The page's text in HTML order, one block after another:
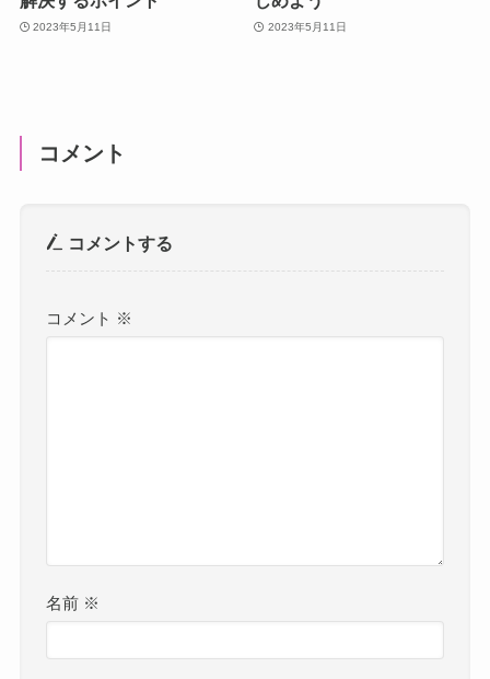
2023年5月11日 2023年5月11日
コメント
コメントする
コメント ※
名前 ※